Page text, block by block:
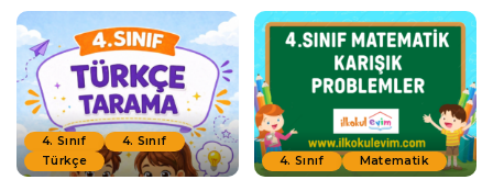
4. Sınıf
4. Sınıf
Türkçe
4. Sınıf Matematik